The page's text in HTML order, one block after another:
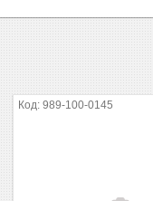
989-100-0145